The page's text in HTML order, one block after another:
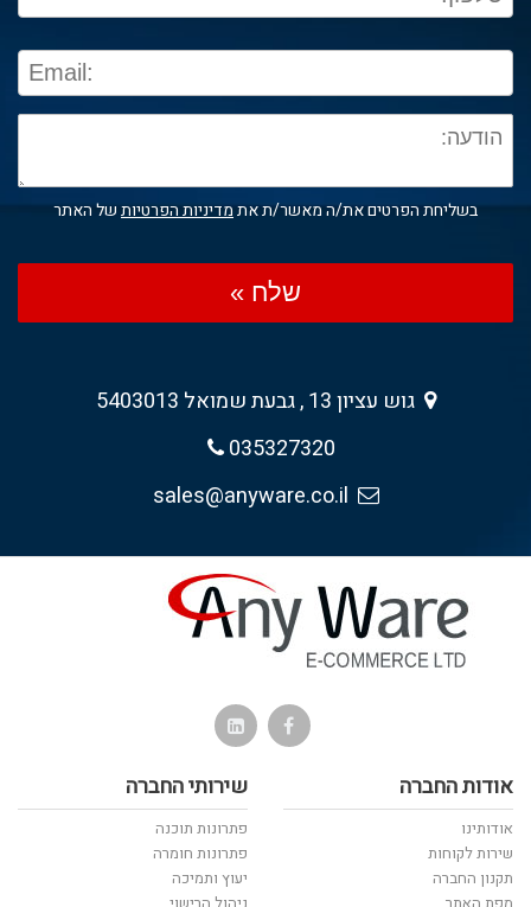
בשליחת הפרטים את/ה מאשר/ת אתמדיניות הפרטיותשל האתר
שלח »
גוש עציון 13 , גבעת שמואל 5403013
035327320
אודות החברה
אודותינו
שירות לקוחות
תקנון החברה
שירותי החברה
פתרונות תוכנה
פתרונות חומרה
יעוץ ותמיכה